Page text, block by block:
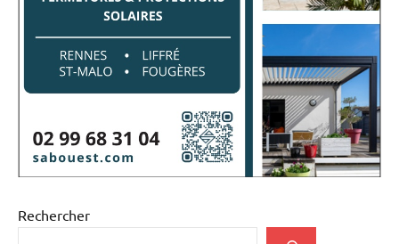
Rechercher